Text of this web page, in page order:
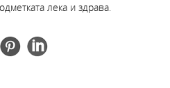
лека и здрава.